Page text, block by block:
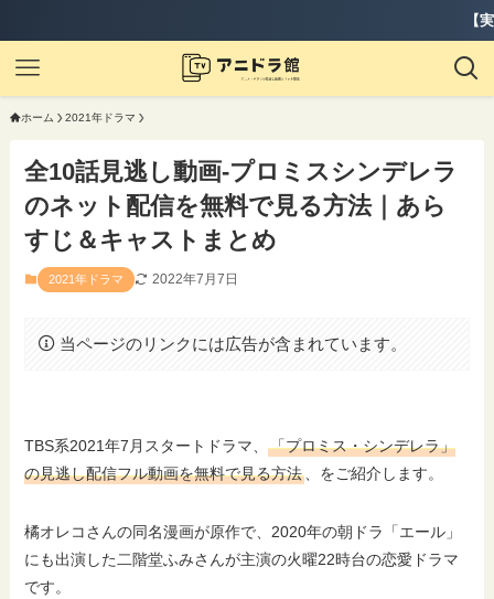
【実質2ヶ月無料】
ホーム 2021年ドラマ
全10話見逃し動画-プロミスシンデレラ
のネット配信を無料で見る方法｜あら
すじ＆キャストまとめ
2021年ドラマ 2022年7月7日
当ページのリンクには広告が含まれています。
TBS系2021年7月スタートドラマ、「プロミス・シンデレラ」
の見逃し配信フル動画を無料で見る方法
、をご紹介します。
橘オレコさんの同名漫画が原作で、2020年の朝ドラ「エール」
にも出演した二階堂ふみさんが主演の火曜22時台の恋愛ドラマ
です。